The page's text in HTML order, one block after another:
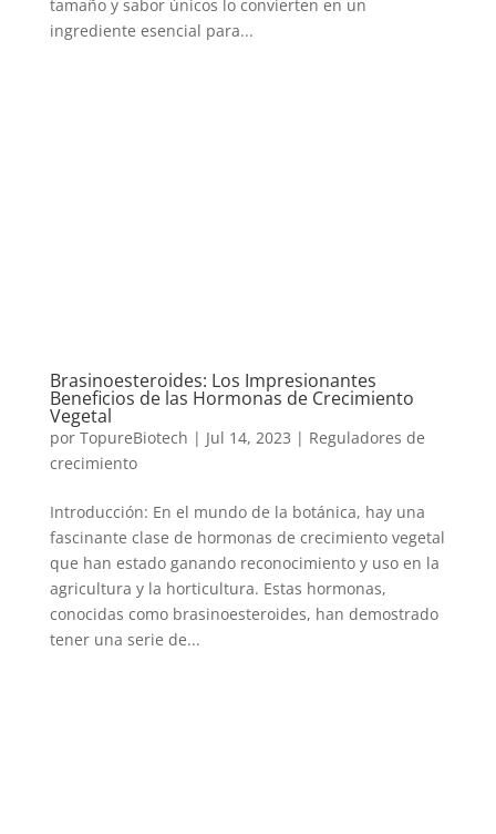
tamaño y sabor únicos lo convierten en un
ingrediente esencial para...
Brasinoesteroides: Los Impresionantes
Beneficios de las Hormonas de Crecimiento
Vegetal
por TopureBiotech | Jul 14, 2023 | Reguladores de
crecimiento
Introducción: En el mundo de la botánica, hay una
fascinante clase de hormonas de crecimiento vegetal
que han estado ganando reconocimiento y uso en la
agricultura y la horticultura. Estas hormonas,
conocidas como brasinoesteroides, han demostrado
tener una serie de...